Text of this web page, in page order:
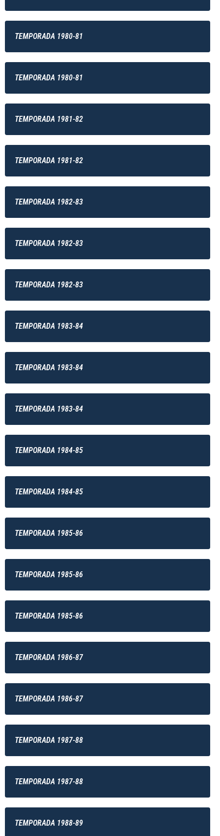
TEMPORADA 1980-81
TEMPORADA 1980-81
TEMPORADA 1981-82
TEMPORADA 1981-82
TEMPORADA 1982-83
TEMPORADA 1982-83
TEMPORADA 1982-83
TEMPORADA 1983-84
TEMPORADA 1983-84
TEMPORADA 1983-84
TEMPORADA 1984-85
TEMPORADA 1984-85
TEMPORADA 1985-86
TEMPORADA 1985-86
TEMPORADA 1985-86
TEMPORADA 1986-87
TEMPORADA 1986-87
TEMPORADA 1987-88
TEMPORADA 1987-88
TEMPORADA 1988-89